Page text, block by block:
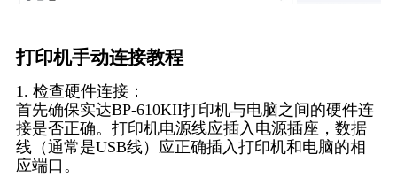
打印机手动连接教程
1. 检查硬件连接：
首先确保实达BP-610KII打印机与电脑之间的硬件连
接是否正确。打印机电源线应插入电源插座，数据
线（通常是USB线）应正确插入打印机和电脑的相
应端口。